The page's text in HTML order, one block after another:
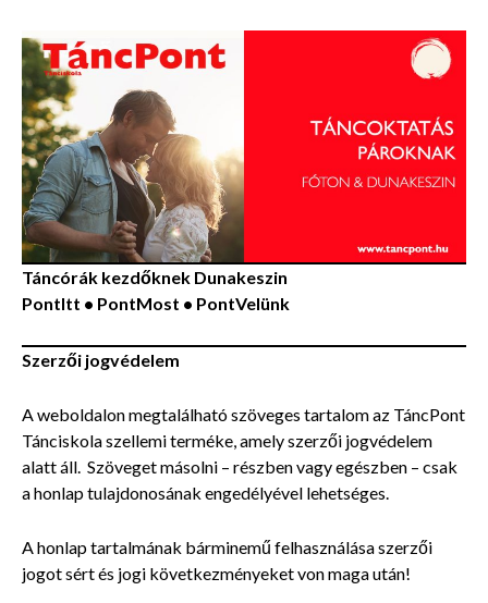
Táncórák kezdőknek Dunakeszin
PontItt • PontMost • PontVelünk
Szerzői jogvédelem
A weboldalon megtalálható szöveges tartalom az TáncPont
Tánciskola szellemi terméke, amely szerzői jogvédelem
alatt áll. Szöveget másolni – részben vagy egészben – csak
a honlap tulajdonosának engedélyével lehetséges.
A honlap tartalmának bárminemű felhasználása szerzői
jogot sért és jogi következményeket von maga után!